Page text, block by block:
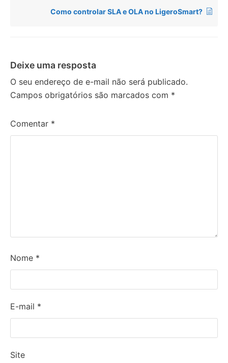
Como controlar SLA e OLA no LigeroSmart?
Deixe uma resposta
O seu endereço de e-mail não será publicado.
Campos obrigatórios são marcados com *
Comentar *
Nome *
E-mail *
Site